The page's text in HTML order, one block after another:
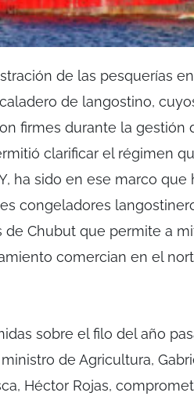
de las pesquerías
de langostino,
firmes durante la gestión
clarificar el régimen
ha sido en ese marco
congeladores
de Chubut que permite a
comercian en el
sobre el filo del año
de Agricultura,
Héctor Rojas,